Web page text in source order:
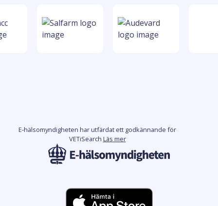
E-hälsomyndigheten har utfärdat ett godkännande för
VETiSearch Läs mer